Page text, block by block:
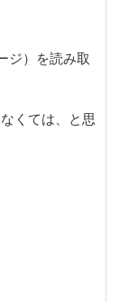
ジ）を読み取
くては、と思